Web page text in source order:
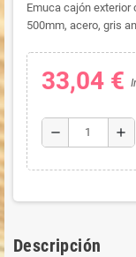
Emuca cajón
500mm, acero, gris
33,04 €
remove add
Descripción